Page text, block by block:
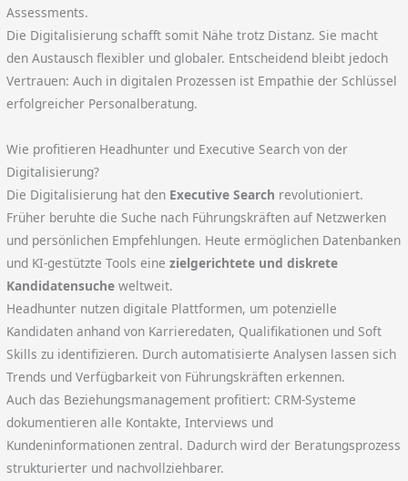
Assessments.
Die Digitalisierung schafft somit Nähe trotz Distanz. Sie macht
den Austausch flexibler und globaler. Entscheidend bleibt jedoch
Vertrauen: Auch in digitalen Prozessen ist Empathie der Schlüssel
erfolgreicher Personalberatung.
Wie profitieren Headhunter und Executive Search von der
Digitalisierung?
Die Digitalisierung hat den Executive Search revolutioniert.
Früher beruhte die Suche nach Führungskräften auf Netzwerken
und persönlichen Empfehlungen. Heute ermöglichen Datenbanken
und KI-gestützte Tools einezielgerichtete und diskrete
Kandidatensuche weltweit.
Headhunter nutzen digitale Plattformen, um potenzielle
Kandidaten anhand von Karrieredaten, Qualifikationen und Soft
Skills zu identifizieren. Durch automatisierte Analysen lassen sich
Trends und Verfügbarkeit von Führungskräften erkennen.
Auch das Beziehungsmanagement profitiert: CRM-Systeme
dokumentieren alle Kontakte, Interviews und
Kundeninformationen zentral. Dadurch wird der Beratungsprozess
strukturierter und nachvollziehbarer.